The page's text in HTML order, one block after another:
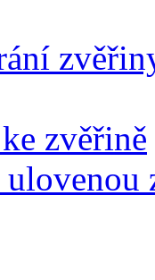
zvěřině
ulovenou